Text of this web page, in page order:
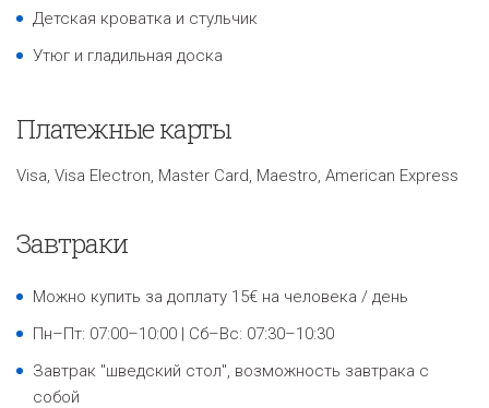
Детская кроватка и стульчик
Утюг и гладильная доска
Платежные карты
Visa, Visa Electron, Master Card, Maestro, American Express
Завтраки
Можно купить за доплату 15€ на человека / день
Пн–Пт: 07:00–10:00 | Сб–Вс: 07:30–10:30
Завтрак "шведский стол", возможность завтрака с
собой